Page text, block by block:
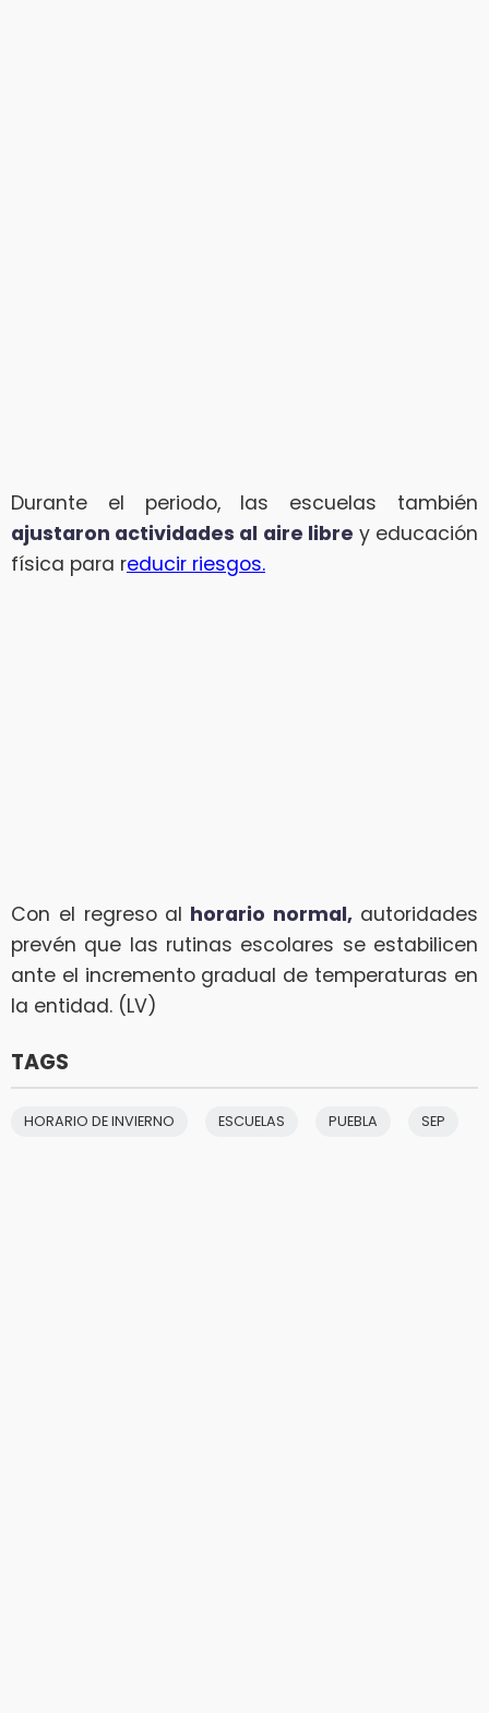
Durante el periodo, las escuelas también
ajustaron actividades al aire libre y educación
física para reducir riesgos.
Con el regreso al horario normal, autoridades
prevén que las rutinas escolares se estabilicen
ante el incremento gradual de temperaturas en
la entidad. (LV)
TAGS
HORARIO DE INVIERNO ESCUELAS PUEBLA SEP